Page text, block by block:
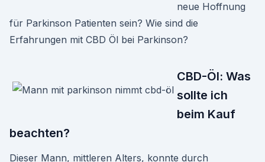
neue Hoffnung
für Parkinson Patienten sein? Wie sind die
Erfahrungen mit CBD Öl bei Parkinson?
CBD-Öl: Was
sollte ich
beim Kauf
beachten?
Dieser Mann, mittleren Alters, konnte durch